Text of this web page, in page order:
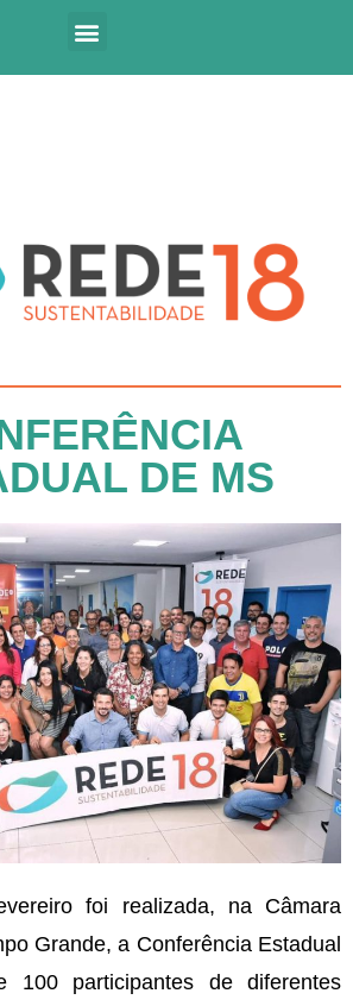
DE MS
foi realizada, na Câmara
Grande, a Conferência Estadual
100 participantes de diferentes